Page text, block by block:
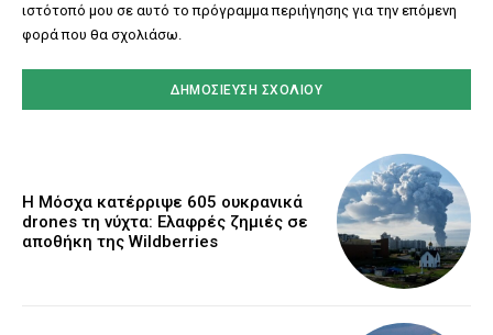
ιστότοπό μου σε αυτό το πρόγραμμα περιήγησης για την επόμενη
φορά που θα σχολιάσω.
Η Μόσχα κατέρριψε 605 ουκρανικά
drones τη νύχτα: Ελαφρές ζημιές σε
αποθήκη της Wildberries